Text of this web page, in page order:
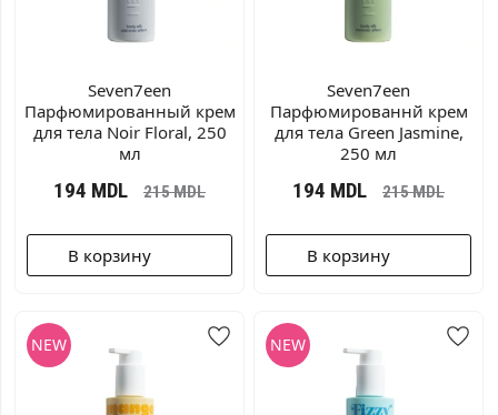
Seven7een
Парфюмированный крем
для тела Noir Floral, 250
мл
194 MDL 215MDL
В корзину
Seven7een
Парфюмированнй крем
для тела Green Jasmine,
250 мл
194 MDL 215MDL
В корзину